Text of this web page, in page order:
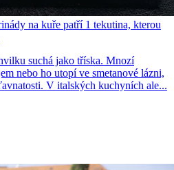
na kuře patří 1 tekutina, kterou
suchá jako tříska. Mnozí
nebo ho utopí ve smetanové lázni,
V italských kuchyních ale...